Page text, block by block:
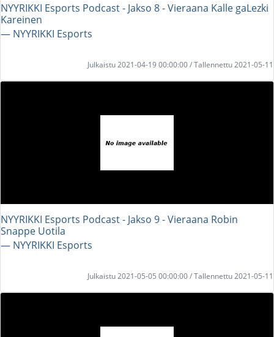
NYYRIKKI Esports Podcast - Jakso 8 - Vieraana Kalle gaLezki
Kareinen
― NYYRIKKI Esports
Julkaistu 2021-04-19 00:00:00 / Tallennettu 2021-05-11
NYYRIKKI Esports Podcast - Jakso 9 - Vieraana Robin
Snappe Uotila
― NYYRIKKI Esports
Julkaistu 2021-05-05 00:00:00 / Tallennettu 2021-05-11